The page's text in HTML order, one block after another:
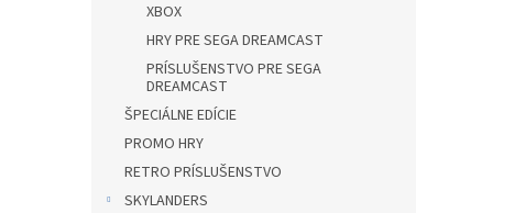
XBOX
HRY PRE SEGA DREAMCAST
PRÍSLUŠENSTVO PRE SEGA
DREAMCAST
ŠPECIÁLNE EDÍCIE
PROMO HRY
RETRO PRÍSLUŠENSTVO
SKYLANDERS